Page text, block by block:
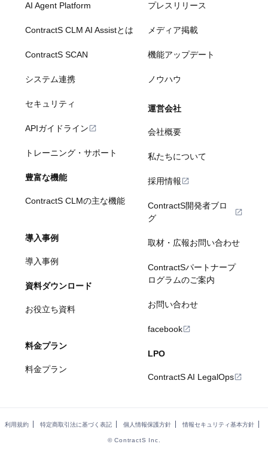
AI Agent Platform
ContractS CLM AI Assistとは
ContractS SCAN
システム連携
セキュリティ
APIガイドライン
トレーニング・サポート
豊富な機能
ContractS CLMの主な機能
導入事例
導入事例
資料ダウンロード
お役立ち資料
料金プラン
料金プラン
プレスリリース
メディア掲載
機能アップデート
ノウハウ
運営会社
会社概要
私たちについて
採用情報
ContractS開発者ブロ
グ
取材・広報お問い合わせ
ContractSパートナープ
ログラムのご案内
お問い合わせ
facebook
LPO
ContractS AI LegalOps
利用規約 特定商取引法に基づく表記 個人情報保護方針 情報セキュリティ基本方針
© ContractS Inc.